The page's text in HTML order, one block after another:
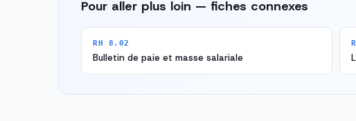
Pour aller plus loin — fiches connexes
RH 8.02
Bulletin de paie et masse salariale